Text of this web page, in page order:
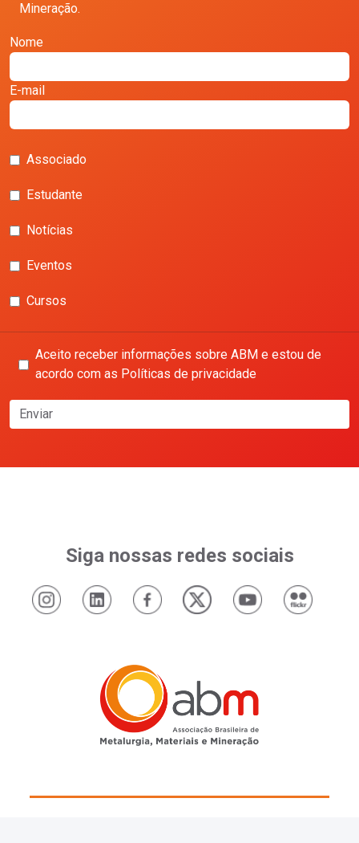
Mineração.
Nome
E-mail
Associado
Estudante
Notícias
Eventos
Cursos
Aceito receber informações sobre ABM e estou de
acordo com as Políticas de privacidade
Enviar
Siga nossas redes sociais